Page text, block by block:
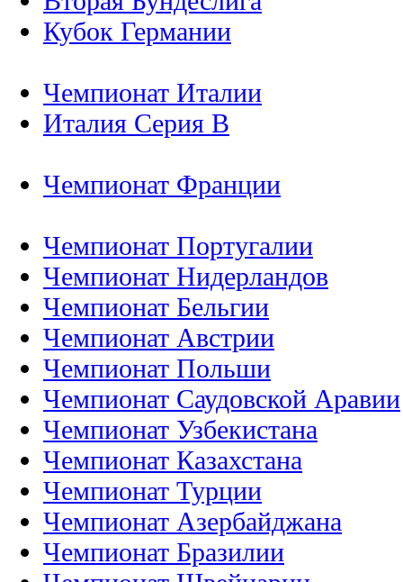
Кубок Германии
Чемпионат Италии
Италия Серия B
Чемпионат Франции
Чемпионат Португалии
Чемпионат Нидерландов
Чемпионат Бельгии
Чемпионат Австрии
Чемпионат Польши
Чемпионат Саудовской Аравии
Чемпионат Узбекистана
Чемпионат Казахстана
Чемпионат Турции
Чемпионат Азербайджана
Чемпионат Бразилии